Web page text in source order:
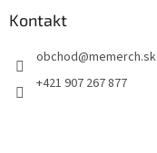
Kontakt
obchod@memerch.sk
+421 907 267 877